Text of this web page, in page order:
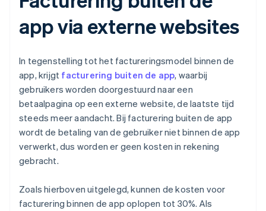
app via externe websites
In tegenstelling tot het factureringsmodel binnen de
app, krijgt facturering buiten de app, waarbij
gebruikers worden doorgestuurd naar een
betaalpagina op een externe website, de laatste tijd
steeds meer aandacht. Bij facturering buiten de app
wordt de betaling van de gebruiker niet binnen de app
verwerkt, dus worden er geen kosten in rekening
gebracht.
Zoals hierboven uitgelegd, kunnen de kosten voor
facturering binnen de app oplopen tot 30%. Als